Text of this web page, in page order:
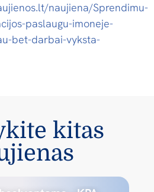
naujiena/Sprendimu-
paslaugu-imoneje-
bet-darbai-vyksta-
kitas